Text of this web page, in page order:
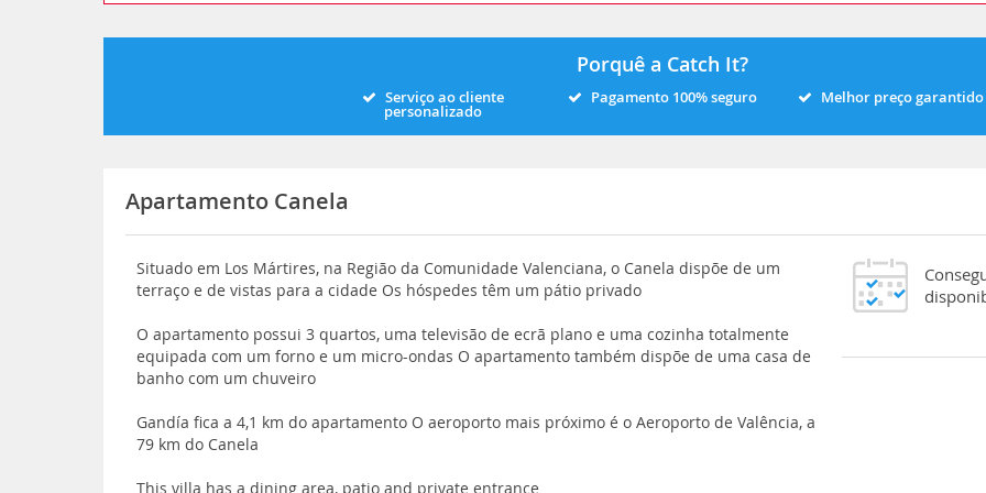
Porquê a Catch It?
Serviço ao cliente
personalizado
Pagamento 100% seguro Melhor preço garantido
Apartamento Canela
Situado em Los Mártires, na Região da Comunidade Valenciana, o Canela dispõe de um
terraço e de vistas para a cidade Os hóspedes têm um pátio privado
O apartamento possui 3 quartos, uma televisão de ecrã plano e uma cozinha totalmente
equipada com um forno e um micro-ondas O apartamento também dispõe de uma casa de
banho com um chuveiro
Gandía fica a 4,1 km do apartamento O aeroporto mais próximo é o Aeroporto de Valência, a
79 km do Canela
This villa has a dining area, patio and private entrance